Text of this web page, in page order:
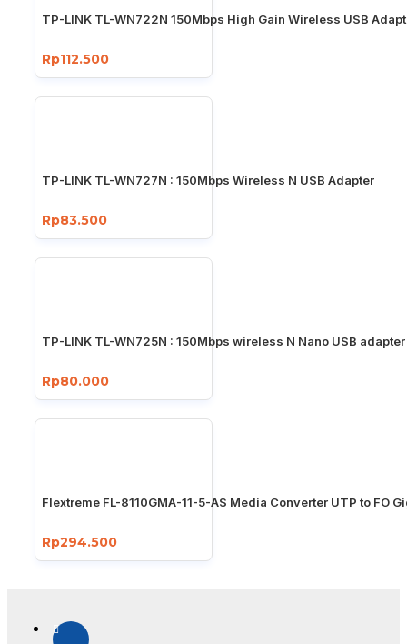
TP-LINK TL-WN722N 150Mbps High Gain Wireless USB
Rp112.500
TP-LINK TL-WN727N : 150Mbps Wireless N USB Adapter
Rp83.500
TP-LINK TL-WN725N : 150Mbps wireless N Nano USB adapter
Rp80.000
Flextreme FL-8110GMA-11-5-AS Media Converter UTP to FO
Rp294.500